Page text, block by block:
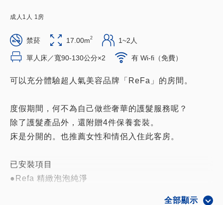
成人 1 人 1房
禁菸 17.00m2 1~2人
單人床／寬90-130公分×2 有 Wi-fi（免費）
可以充分體驗超人氣美容品牌「ReFa」的房間。
度假期間，何不為自己做些奢華的護髮服務呢？
除了護髮產品外，還附贈4件保養套裝。
床是分開的。也推薦女性和情侶入住此客房。
已安裝項目
●Refa 精緻泡泡純淨
全部顯示